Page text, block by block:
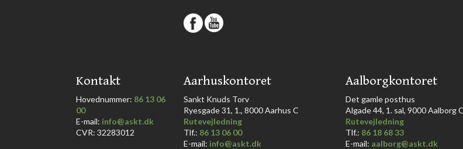
​
​Kontakt
Hovednummer: 86 13 06
00
​E-mail: info@askt.dk
CVR: 32283012
​Aarhuskontoret
​Sankt Knuds Torv
Ryesgade 31, 1., 8000 Aarhus C​​​
Rutevejledning
​Tlf.: 86 13 06 00
E-mail: info@askt.dk
Aalborgkontoret
​Det gamle posthus
Algade 44, 1. sal, 9000 Aalborg C​
Rutevejledning
Tlf.: 86 18 68 33​
E-mail: aalborg@askt.dk​